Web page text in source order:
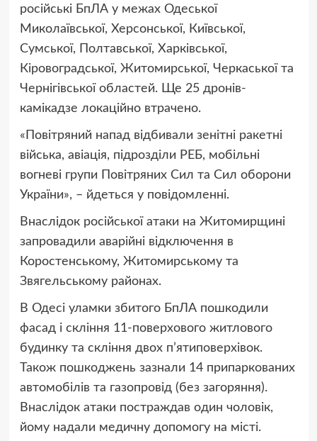
російські БпЛА у межах Одеської
Миколаївської, Херсонської, Київської,
Сумської, Полтавської, Харківської,
Кіровоградської, Житомирської, Черкаської та
Чернігівської областей. Ще 25 дронів-
камікадзе локаційно втрачено.
«Повітряний напад відбивали зенітні ракетні
війська, авіація, підрозділи РЕБ, мобільні
вогневі групи Повітряних Сил та Сил оборони
України», – йдеться у повідомленні.
Внаслідок російської атаки на Житомирщині
запровадили аварійні відключення в
Коростенському, Житомирському та
Звягельському районах.
В Одесі уламки збитого БпЛА пошкодили
фасад і скління 11-поверхового житлового
будинку та скління двох п’ятиповерхівок.
Також пошкоджень зазнали 14 припаркованих
автомобілів та газопровід (без загоряння).
Внаслідок атаки постраждав один чоловік,
йому надали медичну допомогу на місті.